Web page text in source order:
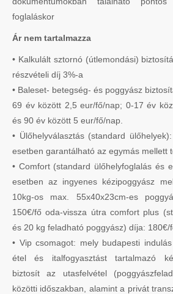
foglaláskor
Ár nem tartalmazza
• Kalkulált sztornó (útlemondási)
részvételi díj 3%-a
• Baleset- betegség- és poggyász
69 év között 2,5 eur/fő/nap; 0-17 év
és 90 év között 5 eur/fő/nap.
• Ülőhelyválasztás (standard
esetben garantálható az egymás mellett
• Comfort (standard ülőhelyfoglalás és
esetben az ingyenes kézipoggyász
10kg-os max. 55x40x23cm-es
150€/fő oda-vissza útra comfort plus
és 20 kg feladható poggyász) díja: 180€/
• Vip csomagot: mely budapesti
étel és italfogyasztást tartalmazó
biztosít az utasfelvétel
közötti időszakban, alamint a privát